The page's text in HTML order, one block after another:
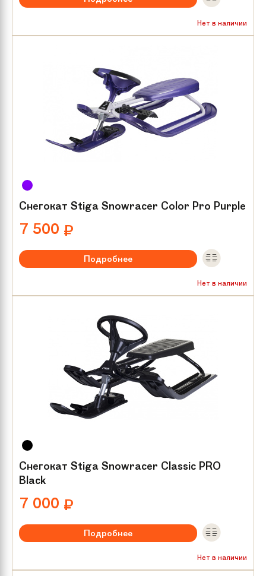
Нет в наличии
Снегокат Stiga Snowracer Color Pro Purple
7 500 ₽
Подробнее
Нет в наличии
Снегокат Stiga Snowracer Classic PRO
Black
7 000 ₽
Подробнее
Нет в наличии